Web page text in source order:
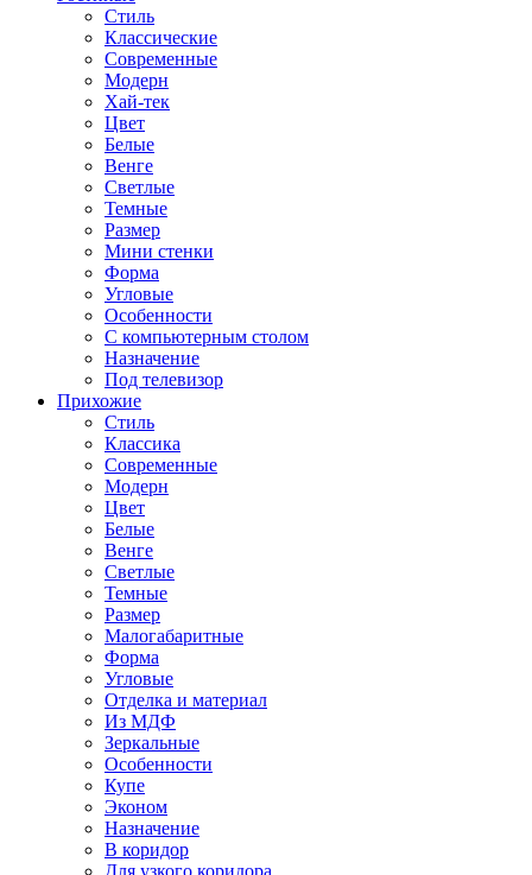
Стиль
Классические
Современные
Модерн
Хай-тек
Цвет
Белые
Венге
Светлые
Темные
Размер
Мини стенки
Форма
Угловые
Особенности
С компьютерным столом
Назначение
Под телевизор
Прихожие
Стиль
Классика
Современные
Модерн
Цвет
Белые
Венге
Светлые
Темные
Размер
Малогабаритные
Форма
Угловые
Отделка и материал
Из МДФ
Зеркальные
Особенности
Купе
Эконом
Назначение
В коридор
Для узкого коридора